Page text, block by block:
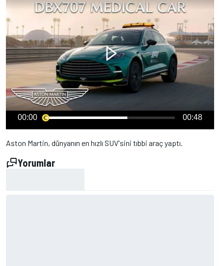
00:00 00:48
Aston Martin, dünyanın en hızlı SUV'sini tıbbi araç yaptı.
Yorumlar